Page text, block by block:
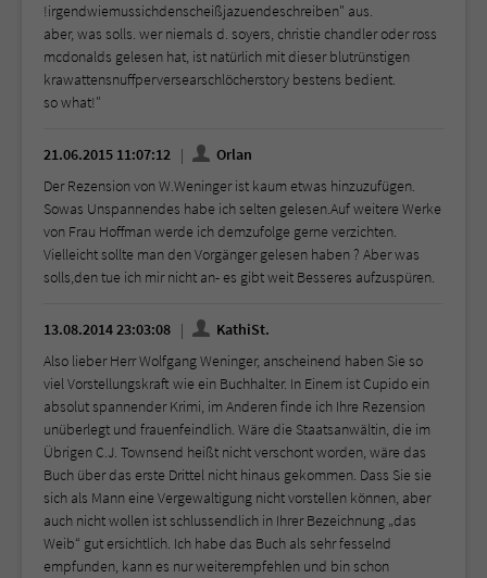
!irgendwiemussichdenscheißjazuendeschreiben" aus.
aber, was solls. wer niemals d. soyers, christie chandler oder ross
mcdonalds gelesen hat, ist natürlich mit dieser blutrünstigen
krawattensnuffperversearschlöcherstory bestens bedient.
so what!"
21.06.2015 11:07:12
Orlan
Der Rezension von W.Weninger ist kaum etwas hinzuzufügen.
Sowas Unspannendes habe ich selten gelesen.Auf weitere Werke
von Frau Hoffman werde ich demzufolge gerne verzichten.
Vielleicht sollte man den Vorgänger gelesen haben ? Aber was
solls,den tue ich mir nicht an- es gibt weit Besseres aufzuspüren.
13.08.2014 23:03:08
KathiSt.
Also lieber Herr Wolfgang Weninger, anscheinend haben Sie so
viel Vorstellungskraft wie ein Buchhalter. In Einem ist Cupido ein
absolut spannender Krimi, im Anderen finde ich Ihre Rezension
unüberlegt und frauenfeindlich. Wäre die Staatsanwältin, die im
Übrigen C.J. Townsend heißt nicht verschont worden, wäre das
Buch über das erste Drittel nicht hinaus gekommen. Dass Sie sie
sich als Mann eine Vergewaltigung nicht vorstellen können, aber
auch nicht wollen ist schlussendlich in Ihrer Bezeichnung „das
Weib“ gut ersichtlich. Ich habe das Buch als sehr fesselnd
empfunden, kann es nur weiterempfehlen und bin schon